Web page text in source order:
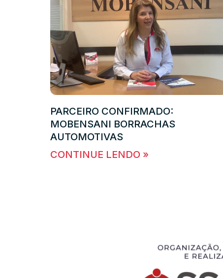
PARCEIRO CONFIRMADO:
MOBENSANI BORRACHAS
AUTOMOTIVAS
CONTINUE LENDO »